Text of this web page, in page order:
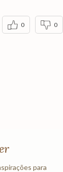
0 0
para